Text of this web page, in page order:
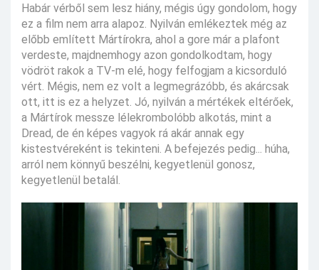
Habár vérből sem lesz hiány, mégis úgy gondolom, hogy
ez a film nem arra alapoz. Nyilván emlékeztek még az
előbb említett Mártírokra, ahol a gore már a plafont
verdeste, majdnemhogy azon gondolkodtam, hogy
vödröt rakok a TV-m elé, hogy felfogjam a kicsorduló
vért. Mégis, nem ez volt a legmegrázóbb, és akárcsak
ott, itt is ez a helyzet. Jó, nyilván a mértékek eltérőek,
a Mártírok messze lélekrombolóbb alkotás, mint a
Dread, de én képes vagyok rá akár annak egy
kistestvéreként is tekinteni. A befejezés pedig... húha,
arról nem könnyű beszélni, kegyetlenül gonosz,
kegyetlenül betalál.